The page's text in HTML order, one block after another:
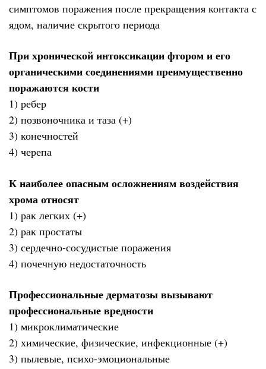
симптомов поражения после прекращения контакта с
ядом, наличие скрытого периода
При хронической интоксикации фтором и его
органическими соединениями преимущественно
поражаются кости
1) ребер
2) позвоночника и таза (+)
3) конечностей
4) черепа
К наиболее опасным осложнениям воздействия
хрома относят
1) рак легких (+)
2) рак простаты
3) сердечно-сосудистые поражения
4) почечную недостаточность
Профессиональные дерматозы вызывают
профессиональные вредности
1) микроклиматические
2) химические, физические, инфекционные (+)
3) пылевые, психо-эмоциональные